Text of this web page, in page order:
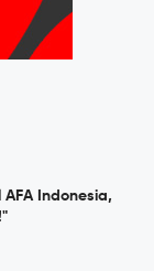
AFA Indonesia,